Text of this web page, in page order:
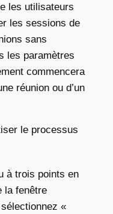
les utilisateurs
les sessions de
sans
les paramètres
commencera
réunion ou d’un
le processus
à trois points en
la fenêtre
«